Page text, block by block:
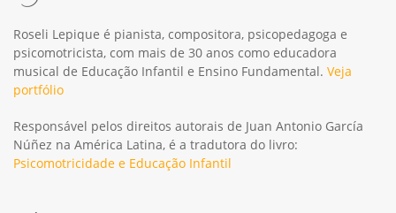
Roseli Lepique é pianista, compositora, psicopedagoga e
psicomotricista, com mais de 30 anos como educadora
musical de Educação Infantil e Ensino Fundamental. Veja
portfólio
Responsável pelos direitos autorais de Juan Antonio García
Núñez na América Latina, é a tradutora do livro:
Psicomotricidade e Educação Infantil